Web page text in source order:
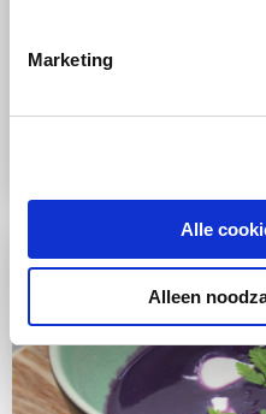
Marketing
Alle
Alleen
Fruit